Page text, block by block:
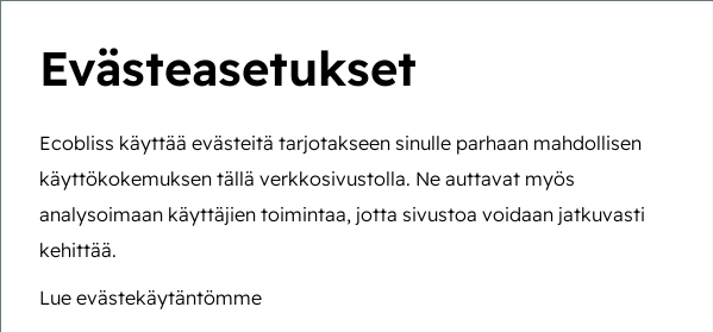
Evästeasetukset
Ecobliss käyttää evästeitä tarjotakseen sinulle parhaan mahdollisen
käyttökokemuksen tällä verkkosivustolla. Ne auttavat myös
analysoimaan käyttäjien toimintaa, jotta sivustoa voidaan jatkuvasti
kehittää.
Lue evästekäytäntömme
Olet tässä: Etusivu > Blogin yleiskatsaus
Blogin yleiskatsaus